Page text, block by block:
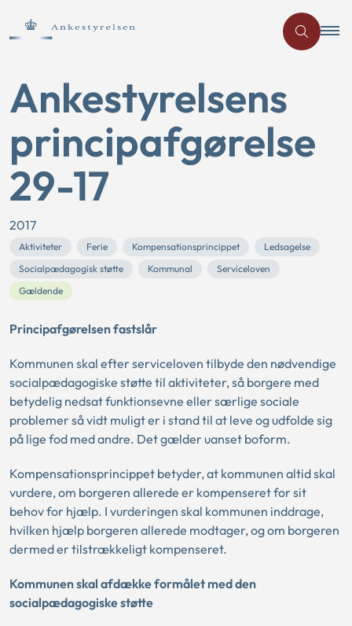
Ankestyrelsens
principafgørelse
29-17
2017
Aktiviteter Ferie Kompensationsprincippet
Ledsagelse
Socialpædagogisk støtte
Kommunal
Serviceloven
Gældende
Principafgørelsen fastslår
Kommunen skal efter serviceloven tilbyde den nødvendige
socialpædagogiske støtte til aktiviteter, så borgere med
betydelig nedsat funktionsevne eller særlige sociale
problemer så vidt muligt er i stand til at leve og udfolde sig
på lige fod med andre. Det gælder uanset boform.
Kompensationsprincippet betyder, at kommunen altid skal
vurdere, om borgeren allerede er kompenseret for sit
behov for hjælp. I vurderingen skal kommunen inddrage,
hvilken hjælp borgeren allerede modtager, og om borgeren
dermed er tilstrækkeligt kompenseret.
Kommunen skal afdække formålet med den
socialpædagogiske støtte